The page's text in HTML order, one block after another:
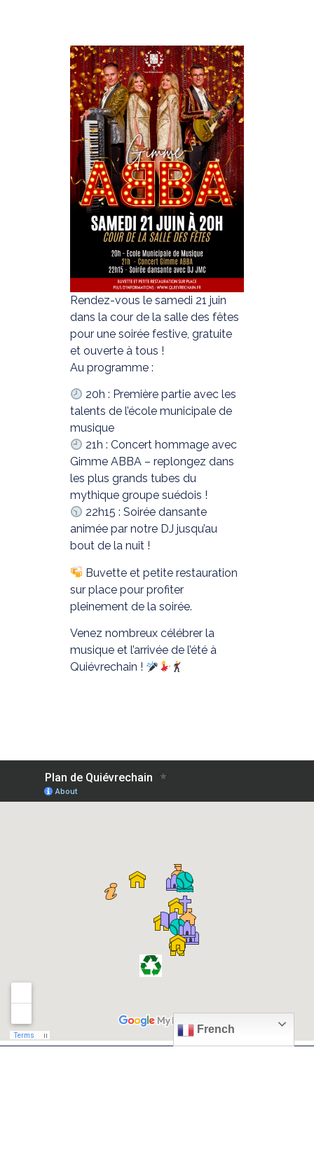
Rendez-vous le samedi 21 juin
dans la cour de la salle des fêtes
pour une soirée festive, gratuite
et ouverte à tous !
Au programme :
20h : Première partie avec les
talents de l’école municipale de
musique
21h : Concert hommage avec
Gimme ABBA – replongez dans
les plus grands tubes du
mythique groupe suédois !
22h15 : Soirée dansante
animée par notre DJ jusqu’au
bout de la nuit !
Buvette et petite restauration
sur place pour profiter
pleinement de la soirée.
Venez nombreux célébrer la
musique et l’arrivée de l’été à
Quiévrechain !
French